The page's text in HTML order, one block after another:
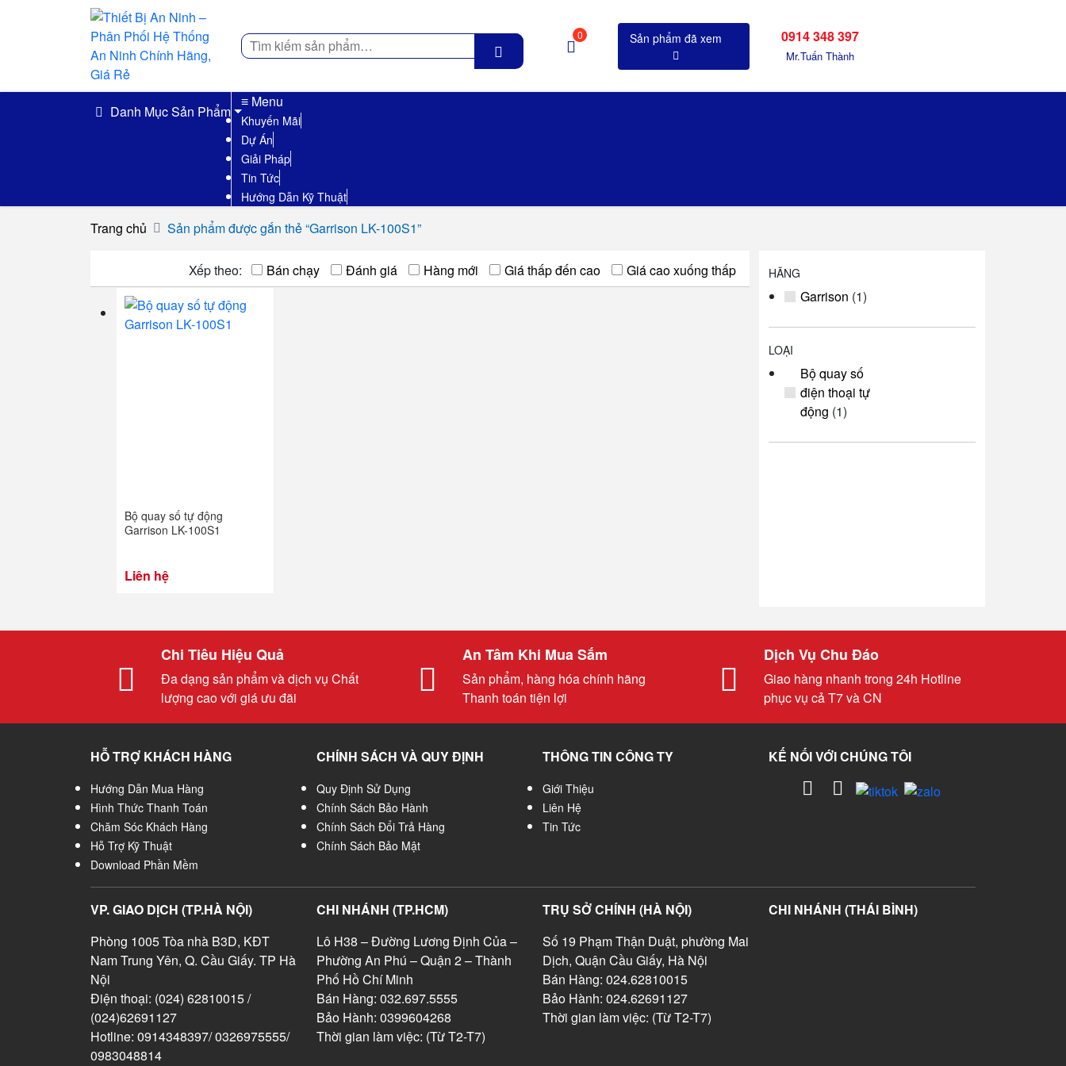
Tìm
kiếm
0 0914 348 397
Mr.Tuấn Thành
Danh Mục Sản Phẩm
≡ Menu
Khuyến Mãi
Dự Án
Giải Pháp
Tin Tức
Hướng Dẫn Kỹ Thuật
Trang chủ Sản phẩm được gắn thẻ “Garrison LK-100S1”
Xếp theo: Bán chạy Đánh giá Hàng mới Giá thấp đến cao Giá cao xuống thấp
Bộ quay số tự động
Garrison LK-100S1
Liên hệ
HÃNG
Garrison (1)
LOẠI
Bộ quay số
điện thoại tự
động (1)
Chi Tiêu Hiệu Quả
Đa dạng sản phẩm và dịch vụ Chất
lượng cao với giá ưu đãi
An Tâm Khi Mua Sắm
Sản phẩm, hàng hóa chính hãng
Thanh toán tiện lợi
Dịch Vụ Chu Đáo
Giao hàng nhanh trong 24h Hotline
phục vụ cả T7 và CN
HỖ TRỢ KHÁCH HÀNG
Hướng Dẫn Mua Hàng
Hình Thức Thanh Toán
Chăm Sóc Khách Hàng
Hỗ Trợ Kỹ Thuật
Download Phần Mềm
CHÍNH SÁCH VÀ QUY ĐỊNH
Quy Định Sử Dụng
Chính Sách Bảo Hành
Chính Sách Đổi Trả Hàng
Chính Sách Bảo Mật
THÔNG TIN CÔNG TY
Giới Thiệu
Liên Hệ
Tin Tức
KẾ NỐI VỚI CHÚNG TÔI
VP. GIAO DỊCH (TP.HÀ NỘI)
Phòng 1005 Tòa nhà B3D, KĐT
Nam Trung Yên, Q. Cầu Giấy. TP Hà
Nội
Điện thoại: (024) 62810015 /
(024)62691127
Hotline: 0914348397/ 0326975555/
0983048814
CHI NHÁNH (TP.HCM)
Lô H38 – Đường Lương Định Của –
Phường An Phú – Quận 2 – Thành
Phố Hồ Chí Minh
Bán Hàng: 032.697.5555
Bảo Hành: 0399604268
Thời gian làm việc: (Từ T2-T7)
TRỤ SỞ CHÍNH (HÀ NỘI)
Số 19 Phạm Thận Duật, phường Mai
Dịch, Quận Cầu Giấy, Hà Nội
Bán Hàng: 024.62810015
Bảo Hành: 024.62691127
Thời gian làm việc: (Từ T2-T7)
CHI NHÁNH (THÁI BÌNH)